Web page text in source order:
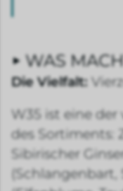
WAS
Die Vielfalt:
W35 ist eine
des Sortiments:
Sibirischer